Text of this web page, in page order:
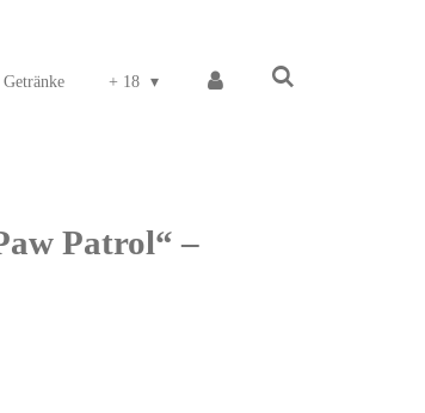
Getränke + 18
Patrol“ –